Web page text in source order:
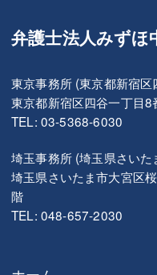
弁護士法人みずほ
東京事務所 (東京都新宿区
東京都新宿区四谷一丁目
TEL: 03-5368-6030
埼玉事務所 (埼玉県さいた
埼玉県さいたま市大宮区
階
TEL: 048-657-2030